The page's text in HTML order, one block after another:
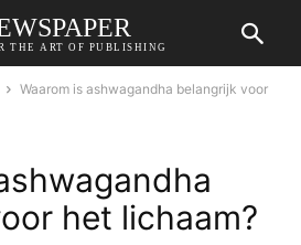
THE ART OF PUBLISHING
Waarom is ashwagandha belangrijk voor
het lichaam?